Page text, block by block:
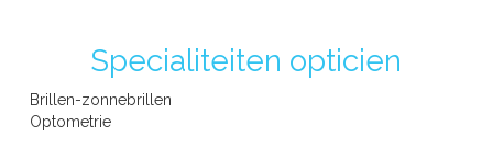
MYKITA
Specialiteiten opticien
Brillen-zonnebrillen
Optometrie